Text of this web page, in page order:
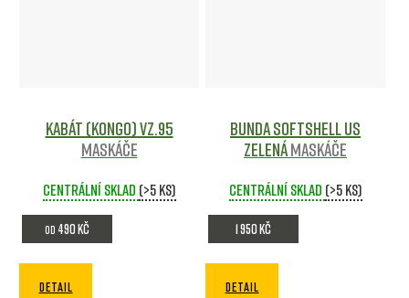
Kabát (Kongo) Vz.95
Maskáče
Centrální sklad (>5 ks)
od 490 Kč
DETAIL
Bunda Softshell US
zelenáMaskáče
Centrální sklad (>5 ks)
1 950 Kč
DETAIL